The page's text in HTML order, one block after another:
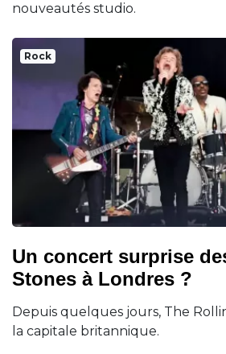
nouveautés studio.
Rock
Un concert surprise
Stones à Londres ?
Depuis quelques jours, The
la capitale britannique.